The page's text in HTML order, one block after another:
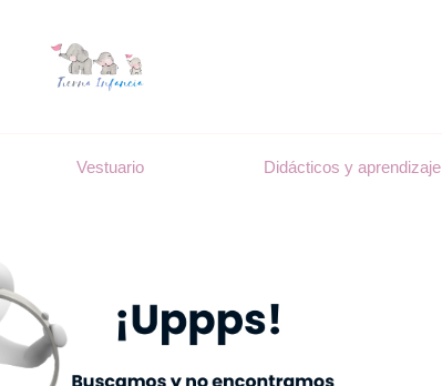
Vestuario Didácticos y aprendizaje